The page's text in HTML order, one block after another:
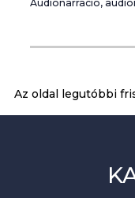
Audionarráció,
Az oldal legutóbbi